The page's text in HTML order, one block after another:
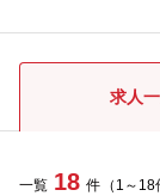
求人
一覧 18 件（1～18